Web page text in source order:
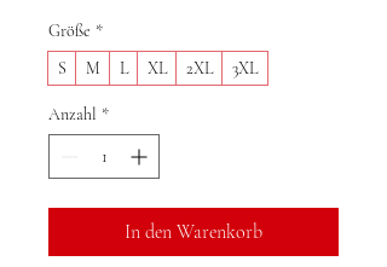
Größe *
S
M L XL 2XL 3XL
Anzahl *
In den Warenkorb